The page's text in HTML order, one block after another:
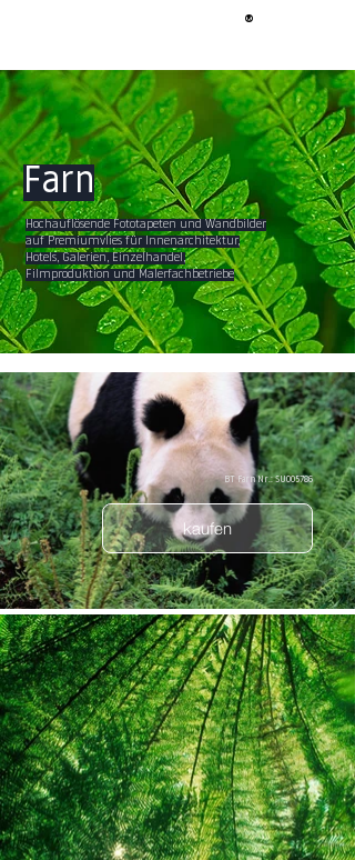
®
Farn
Hochauflösende Fototapeten und Wandbilder
auf Premiumvlies für Innenarchitektur,
Hotels, Galerien, Einzelhandel,
Filmproduktion und Malerfachbetriebe
BT Farn Nr.: SU005786
kaufen